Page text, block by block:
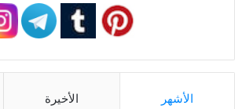
الأشهر الأخيرة